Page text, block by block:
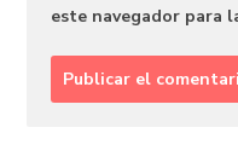
este navegador para